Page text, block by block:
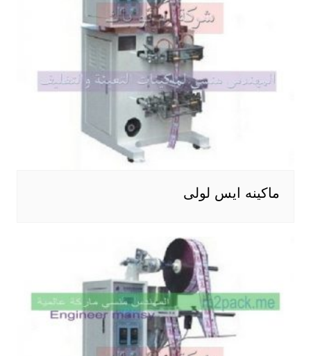
ماكينه ايس لولى